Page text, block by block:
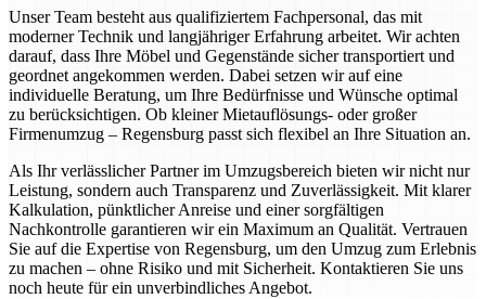
Unser Team besteht aus qualifiziertem Fachpersonal, das mit
moderner Technik und langjähriger Erfahrung arbeitet. Wir achten
darauf, dass Ihre Möbel und Gegenstände sicher transportiert und
geordnet angekommen werden. Dabei setzen wir auf eine
individuelle Beratung, um Ihre Bedürfnisse und Wünsche optimal
zu berücksichtigen. Ob kleiner Mietauflösungs- oder großer
Firmenumzug – Regensburg passt sich flexibel an Ihre Situation an.
Als Ihr verlässlicher Partner im Umzugsbereich bieten wir nicht nur
Leistung, sondern auch Transparenz und Zuverlässigkeit. Mit klarer
Kalkulation, pünktlicher Anreise und einer sorgfältigen
Nachkontrolle garantieren wir ein Maximum an Qualität. Vertrauen
Sie auf die Expertise von Regensburg, um den Umzug zum Erlebnis
zu machen – ohne Risiko und mit Sicherheit. Kontaktieren Sie uns
noch heute für ein unverbindliches Angebot.